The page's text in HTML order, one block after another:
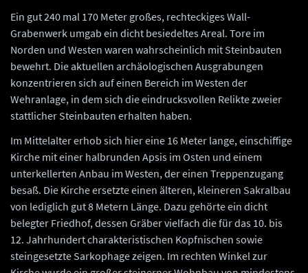
Ein gut 240 mal 170 Meter großes, rechteckiges Wall-
Grabenwerk umgab ein dicht besiedeltes Areal. Tore im
Norden und Westen waren wahrscheinlich mit Steinbauten
bewehrt. Die aktuellen archäologischen Ausgrabungen
konzentrieren sich auf einen Bereich im Westen der
Wehranlage, in dem sich die eindrucksvollen Relikte zweier
stattlicher Steinbauten erhalten haben.
Im Mittelalter erhob sich hier eine 16 Meter lange, einschiffige
Kirche mit einer halbrunden Apsis im Osten und einem
unterkellerten Anbau im Westen, der einen Treppenzugang
besaß. Die Kirche ersetzte einen älteren, kleineren Sakralbau
von lediglich gut 8 Metern Länge. Dazu gehörte ein dicht
belegter Friedhof, dessen Gräber vielfach die für das 10. bis
12. Jahrhundert charakteristischen Kopfnischen sowie
steingesetzte Sarkophage zeigen. Im rechten Winkel zur